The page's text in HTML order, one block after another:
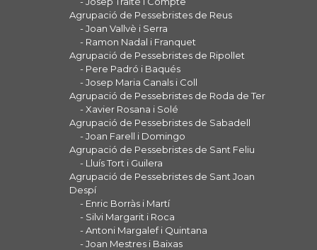
Agrupació de Pessebristes de Reus
- Joan Vallvè i Serra
- Ramon Nadal i Franquet
Agrupació de Pessebristes de Ripollet
- Pere Padró i Baqués
- Josep Maria Canals i Coll
Agrupació de Pessebristes de Roda de Ter
- Xavier Rosana i Solé
Agrupació de Pessebristes de Sabadell
- Joan Farell i Domingo
Agrupació de Pessebristes de Sant Feliu
- Lluís Tort i Guilera
Agrupació de Pessebristes de Sant Joan
Despí
- Enric Borràs i Martí
- Silvi Margarit i Roca
- Antoni Margalef i Quintana
- Joan Mestres i Baixas